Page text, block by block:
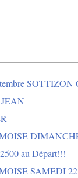
SOTTIZON
au Départ!!!
SAMEDI 22